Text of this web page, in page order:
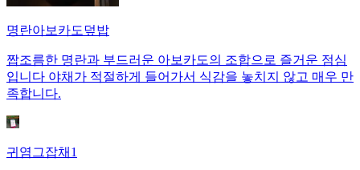
명란아보카도덮밥
짭조름한 명란과 부드러운 아보카도의 조합으로 즐거운 점심
입니다 야채가 적절하게 들어가서 식감을 놓치지 않고 매우 만
족합니다.
귀염그잡채1